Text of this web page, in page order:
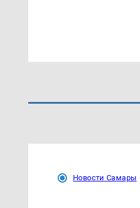
Новости Самары